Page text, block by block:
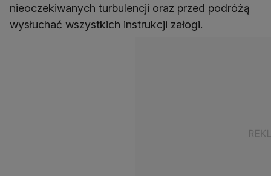
nieoczekiwanych turbulencji oraz przed podróżą
wysłuchać wszystkich instrukcji załogi.